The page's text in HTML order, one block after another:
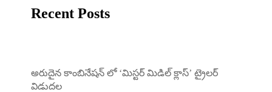
Recent Posts
అరుదైన కాంబినేషన్ లో ‘మిస్టర్ మిడిల్ క్లాస్’ ట్రైలర్
విడుదల